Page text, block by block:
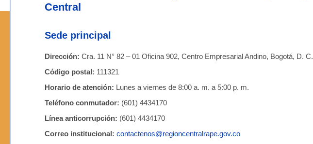
Central
Sede principal
Dirección: Cra. 11 N° 82 – 01 Oficina 902, Centro Empresarial Andino, Bogotá, D. C.
Código postal: 111321
Horario de atención: Lunes a viernes de 8:00 a. m. a 5:00 p. m.
Teléfono conmutador: (601) 4434170
Línea anticorrupción: (601) 4434170
Correo institucional: contactenos@regioncentralrape.gov.co